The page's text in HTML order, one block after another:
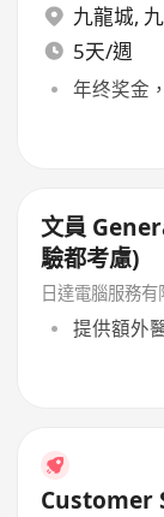
九龍城,
5天/週
年终奖金
文員
驗都考慮)
日達電腦服務有
提供額外
Customer